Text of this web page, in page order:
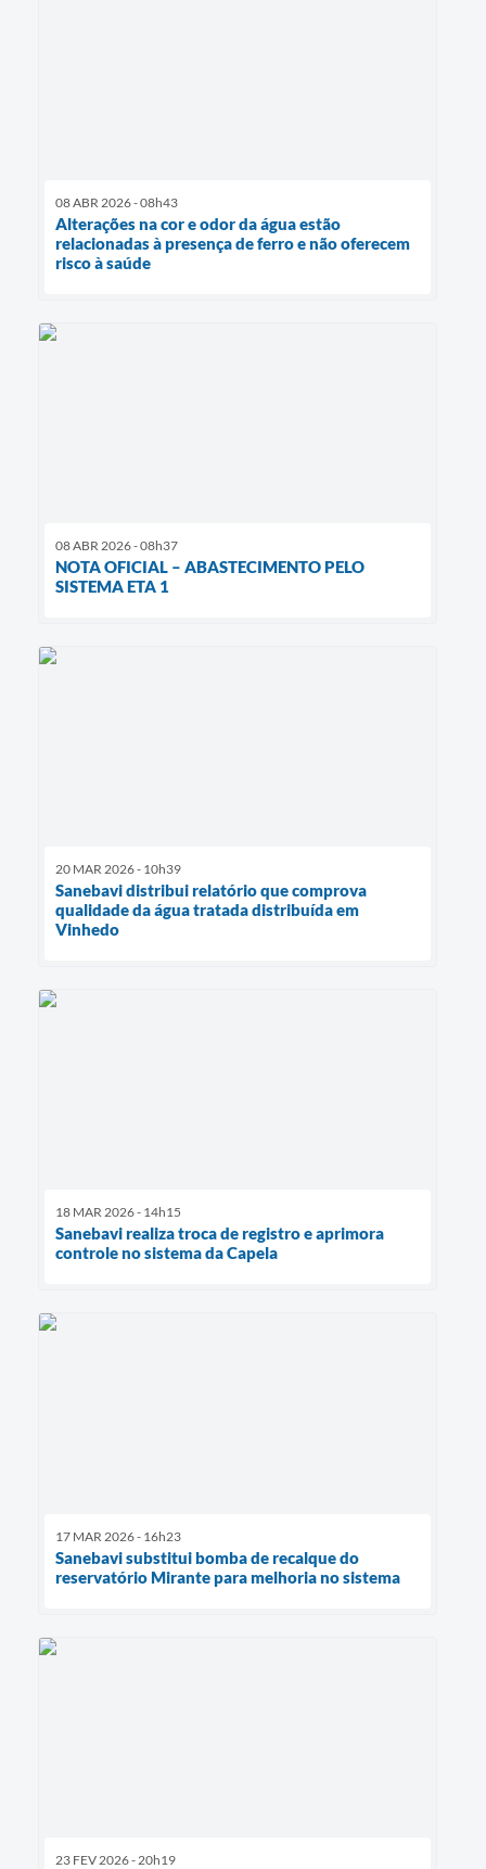
08 ABR 2026 - 08h43
Alterações na cor e odor da água estão
relacionadas à presença de ferro e não oferecem
risco à saúde
08 ABR 2026 - 08h37
NOTA OFICIAL – ABASTECIMENTO PELO
SISTEMA ETA 1
20 MAR 2026 - 10h39
Sanebavi distribui relatório que comprova
qualidade da água tratada distribuída em
Vinhedo
18 MAR 2026 - 14h15
Sanebavi realiza troca de registro e aprimora
controle no sistema da Capela
17 MAR 2026 - 16h23
Sanebavi substitui bomba de recalque do
reservatório Mirante para melhoria no sistema
23 FEV 2026 - 20h19